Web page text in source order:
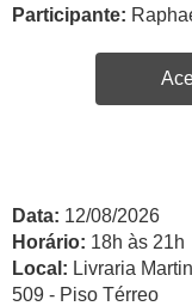
Participante:
Data: 12/08/2026
Horário: 18h às 21h
Local: Livraria
509 - Piso Térreo